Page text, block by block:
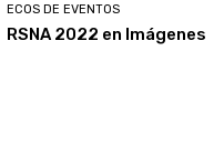
ECOS DE EVENTOS
RSNA 2022 en Imágenes